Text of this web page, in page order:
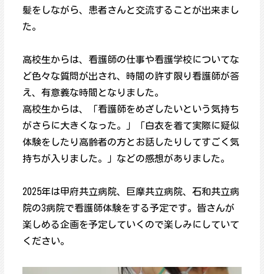
髪をしながら、患者さんと交流することが出来まし
た。
高校生からは、看護師の仕事や看護学校についてな
ど色々な質問が出され、時間の許す限り看護師が答
え、有意義な時間となりました。
高校生からは、「看護師をめざしたいという気持ち
がさらに大きくなった。」「白衣を着て実際に疑似
体験をしたり高齢者の方とお話したりしてすごく気
持ちが入りました。」などの感想がありました。
2025年は甲府共立病院、巨摩共立病院、石和共立病
院の3病院で看護師体験をする予定です。皆さんが
楽しめる企画を予定していくので楽しみにしていて
ください。